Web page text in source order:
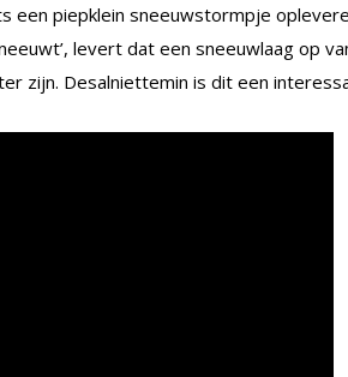
een piepklein sneeuwstormpje
levert dat een sneeuwlaag op
zijn. Desalniettemin is dit een